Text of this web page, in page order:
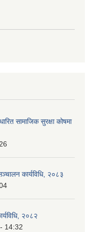
सामाजिक सुरक्षा कोषमा
कार्यविधि, २०८३
२०८२
14:32